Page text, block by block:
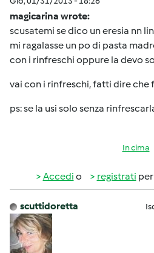
magicarina wrote:
scusatemi se dico un eresia nn
mi ragalasse un po di pasta
con i rinfreschi oppure la devo
vai con i rinfreschi, fatti dire che
ps: se la usi solo senza
In cima
Accedi o registrati
scuttidoretta